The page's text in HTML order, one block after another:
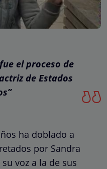
el proceso de
de Estados
ha doblado a
por Sandra
voz a la de sus